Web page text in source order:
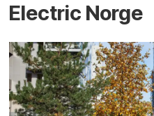
Electric Norge